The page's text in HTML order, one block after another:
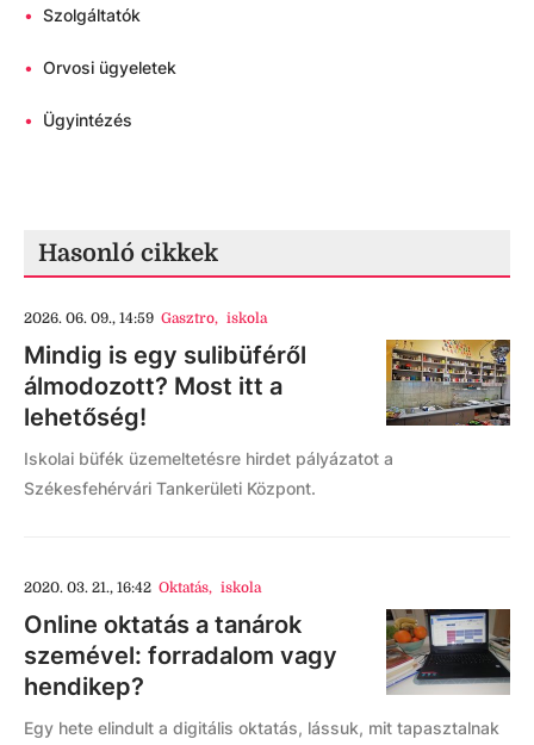
• Szolgáltatók
• Orvosi ügyeletek
• Ügyintézés
Hasonló cikkek
2026. 06. 09., 14:59 Gasztro, iskola
Mindig is egy sulibüféről
álmodozott? Most itt a
lehetőség!
Iskolai büfék üzemeltetésre hirdet pályázatot a
Székesfehérvári Tankerületi Központ.
2020. 03. 21., 16:42 Oktatás, iskola
Online oktatás a tanárok
szemével: forradalom vagy
hendikep?
Egy hete elindult a digitális oktatás, lássuk, mit tapasztalnak